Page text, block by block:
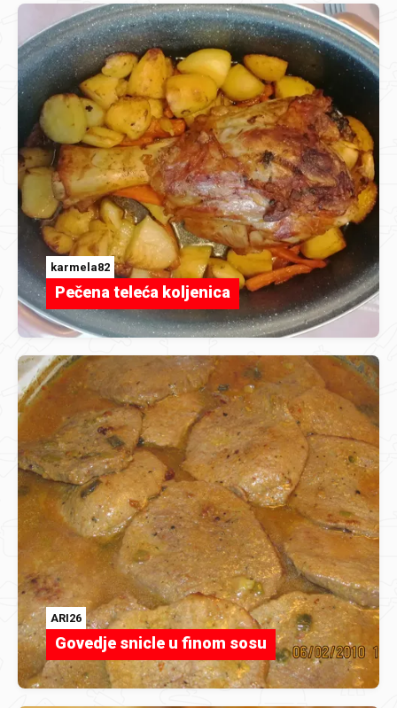
karmela82
Pečena teleća koljenica
ARI26
Govedje snicle u finom sosu